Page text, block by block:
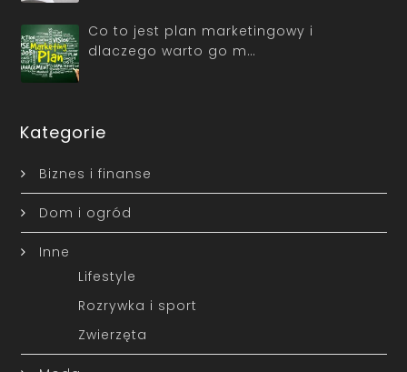
Co to jest plan marketingowy i
dlaczego warto go m…
Kategorie
Biznes i finanse
Dom i ogród
Inne
Lifestyle
Rozrywka i sport
Zwierzęta